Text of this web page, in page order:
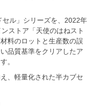
ル」シリーズを、2022年
ストア「天使のはねスト
料のロットと生産数の誤
品質基準をクリアしたア
。
、軽量化された半カブセ